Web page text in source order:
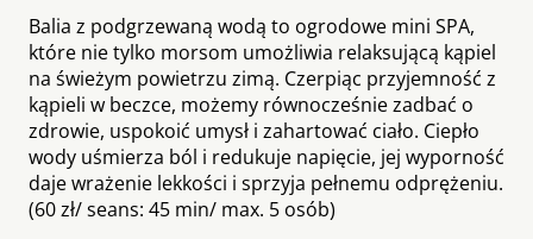
Balia z podgrzewaną wodą to ogrodowe mini SPA,
które nie tylko morsom umożliwia relaksującą kąpiel
na świeżym powietrzu zimą. Czerpiąc przyjemność z
kąpieli w beczce, możemy równocześnie zadbać o
zdrowie, uspokoić umysł i zahartować ciało. Ciepło
wody uśmierza ból i redukuje napięcie, jej wyporność
daje wrażenie lekkości i sprzyja pełnemu odprężeniu.
(60 zł/ seans: 45 min/ max. 5 osób)